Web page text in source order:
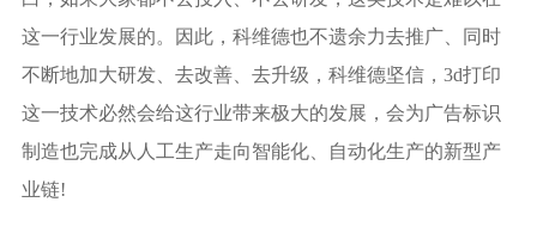
这一行业发展的。因此，科维德也不遗余力去推广、同时
不断地加大研发、去改善、去升级，科维德坚信，3d打印
这一技术必然会给这行业带来极大的发展，会为广告标识
制造也完成从人工生产走向智能化、自动化生产的新型产
业链!